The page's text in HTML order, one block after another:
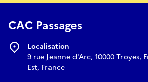
CAC Passages
Localisation
9 rue Jeanne d'Arc, 10000 Troyes,
Est, France